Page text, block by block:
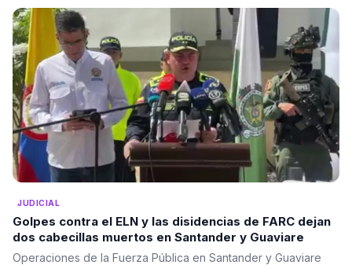
JUDICIAL
Golpes contra el ELN y las disidencias de FARC dejan
dos cabecillas muertos en Santander y Guaviare
Operaciones de la Fuerza Pública en Santander y Guaviare